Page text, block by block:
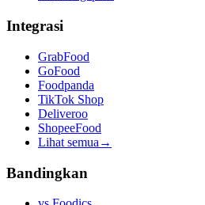
Integrasi
GrabFood
GoFood
Foodpanda
TikTok Shop
Deliveroo
ShopeeFood
Lihat semua →
Bandingkan